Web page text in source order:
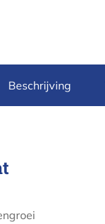
Beschrijving